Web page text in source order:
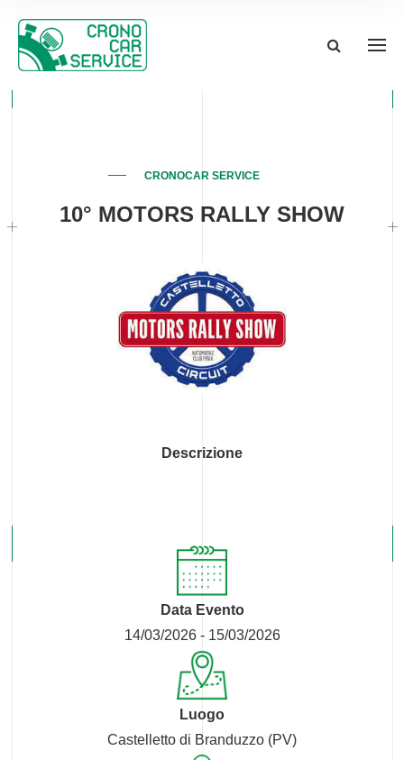
CRONOCAR SERVICE
10° MOTORS RALLY SHOW
Descrizione
Data Evento
14/03/2026 - 15/03/2026
Luogo
Castelletto di Branduzzo (PV)